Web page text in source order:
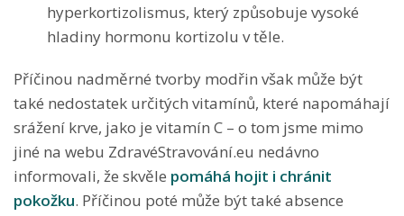
hyperkortizolismus, který způsobuje vysoké
hladiny hormonu kortizolu v těle.
Příčinou nadměrné tvorby modřin však může být
také nedostatek určitých vitamínů, které napomáhají
srážení krve, jako je vitamín C – o tom jsme mimo
jiné na webu ZdravéStravování.eu nedávno
informovali, že skvěle pomáhá hojit i chránit
pokožku. Příčinou poté může být také absence